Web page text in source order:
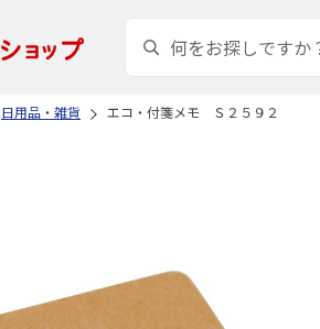
日用品・雑貨 エコ・付箋メモ Ｓ２５９２